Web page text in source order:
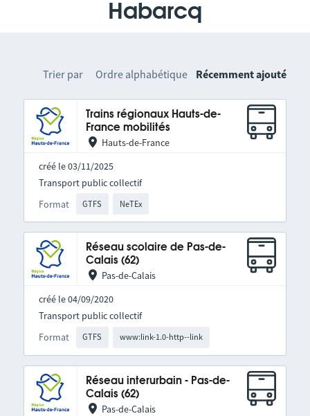
Habarcq
Trier par Ordre alphabétique Récemment ajouté
Trains régionaux Hauts-de-
France mobilités
Hauts-de-France
créé le 03/11/2025
Format GTFS NeTEx
Transport public collectif
Réseau scolaire de Pas-de-
Calais (62)
Pas-de-Calais
créé le 04/09/2020
Format GTFS www:link-1.0-http--link
Transport public collectif
Réseau interurbain - Pas-de-
Calais (62)
Pas-de-Calais